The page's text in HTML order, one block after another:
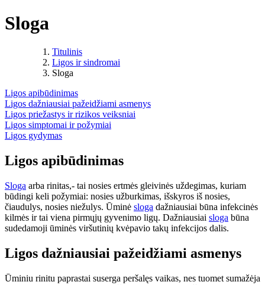
Sloga
Titulinis
Ligos ir sindromai
Sloga
Ligos apibūdinimas
Ligos dažniausiai pažeidžiami asmenys
Ligos priežastys ir rizikos veiksniai
Ligos simptomai ir požymiai
Ligos gydymas
Ligos apibūdinimas
Sloga arba rinitas,- tai nosies ertmės gleivinės uždegimas, kuriam
būdingi keli požymiai: nosies užburkimas, išskyros iš nosies,
čiaudulys, nosies niežulys. Ūminė sloga dažniausiai būna infekcinės
kilmės ir tai viena pirmųjų gyvenimo ligų. Dažniausiai sloga būna
sudedamoji ūminės viršutinių kvėpavio takų infekcijos dalis.
Ligos dažniausiai pažeidžiami asmenys
Ūminiu rinitu paprastai suserga peršalęs vaikas, nes tuomet sumažėja